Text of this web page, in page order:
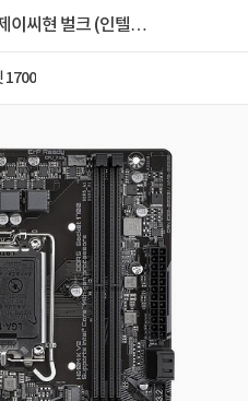
이씨현 벌크 (인텔
1700